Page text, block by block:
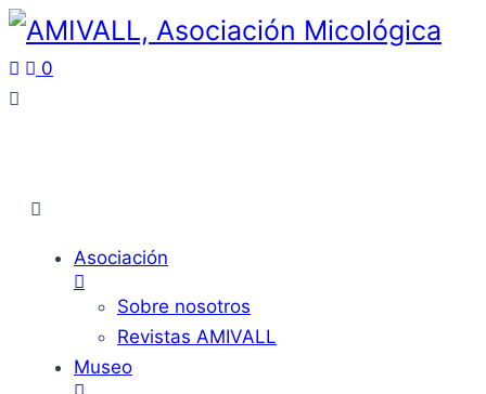
0
Asociación
Sobre nosotros
Revistas AMIVALL
Museo